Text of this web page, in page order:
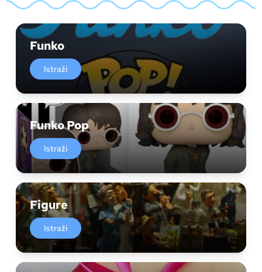
Funko
Istraži
Funko Pop
Istraži
Figure
Istraži